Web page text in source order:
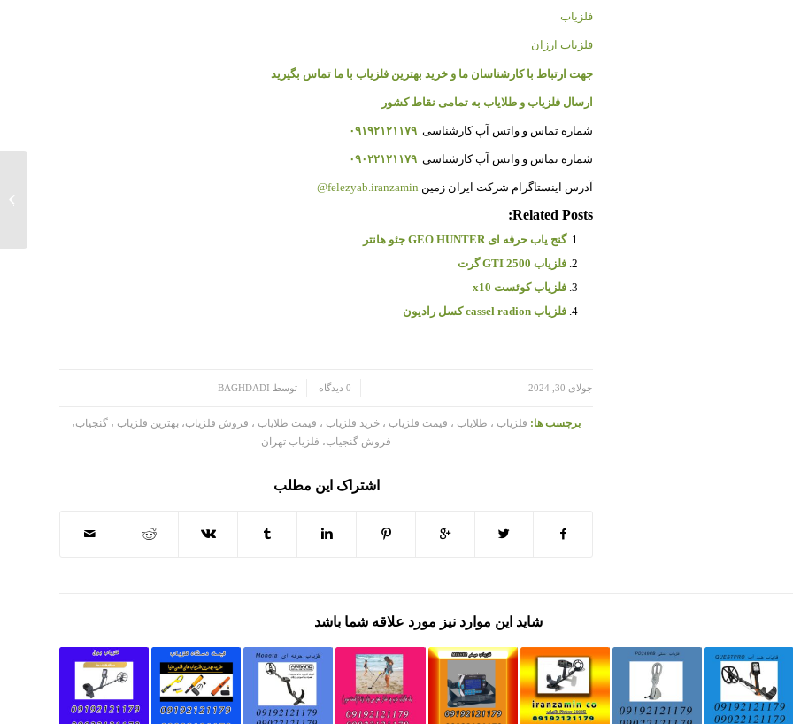
فلزیاب
فلزیاب ارزان
جهت ارتباط با کارشناسان ما و خرید بهترین فلزیاب با ما تماس بگیرید
ارسال فلزیاب و طلایاب به تمامی نقاط کشور
شماره تماس و واتس آپ کارشناسی ۰۹۱۹۲۱۲۱۱۷۹
شماره تماس و واتس آپ کارشناسی ۰۹۰۲۲۱۲۱۱۷۹
آدرس اینستاگرام شرکت ایران زمین felezyab.iranzamin@
Related Posts:
گنج یاب حرفه ای GEO HUNTER جئو هانتر
فلزیاب GTI 2500 گرت
فلزیاب کوئست x10
فلزیاب cassel radion کسل رادیون
جولای 30, 2024 0 دیدگاه توسط BAGHDADI
برچسب ها: فلزیاب ، طلایاب ، قیمت فلزیاب ، خرید فلزیاب ، قیمت طلایاب ، فروش فلزیاب، بهترین فلزیاب ، گنجیاب،
فروش گنجیاب، فلزیاب تهران
اشتراک این مطلب
شاید این موارد نیز مورد علاقه شما باشد